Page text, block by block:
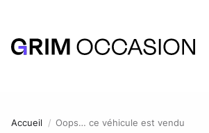
Accueil Oops… ce véhicule est vendu